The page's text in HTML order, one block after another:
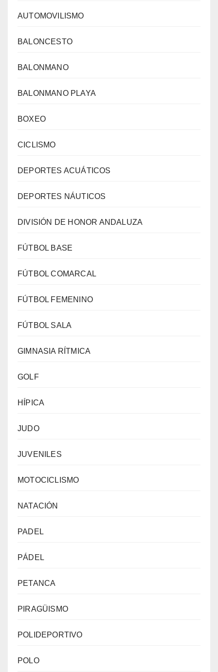
AUTOMOVILISMO
BALONCESTO
BALONMANO
BALONMANO PLAYA
BOXEO
CICLISMO
DEPORTES ACUÁTICOS
DEPORTES NÁUTICOS
DIVISIÓN DE HONOR ANDALUZA
FÚTBOL BASE
FÚTBOL COMARCAL
FÚTBOL FEMENINO
FÚTBOL SALA
GIMNASIA RÍTMICA
GOLF
HÍPICA
JUDO
JUVENILES
MOTOCICLISMO
NATACIÓN
PADEL
PÁDEL
PETANCA
PIRAGÜISMO
POLIDEPORTIVO
POLO